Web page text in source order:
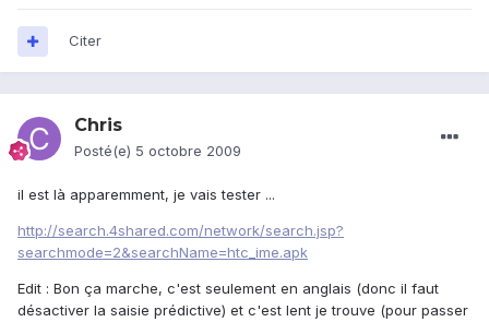
Citer
Chris
Posté(e) 5 octobre 2009
il est là apparemment, je vais tester ...
http://search.4shared.com/network/search.jsp?
searchmode=2&searchName=htc_ime.apk
Edit : Bon ça marche, c'est seulement en anglais (donc il faut
désactiver la saisie prédictive) et c'est lent je trouve (pour passer